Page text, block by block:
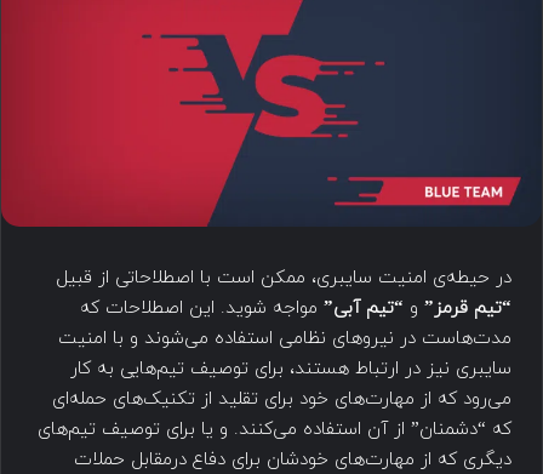
در حیطه‌ی امنیت سایبری، ممکن است با اصطلاحاتی از قبیل
“تیم قرمز” و “تیم آبی” مواجه شوید. این اصطلاحات که
مدت‌هاست در نیروهای نظامی استفاده می‌شوند و با امنیت
سایبری نیز در ارتباط هستند، برای توصیف تیم‌هایی به کار
می‌رود که از مهارت‌های خود برای تقلید از تکنیک‌های حمله‌ای
که “دشمنان” از آن استفاده می‌کنند. و یا برای توصیف تیم‌های
دیگری که از مهارت‌های خودشان برای دفاع درمقابل حملات